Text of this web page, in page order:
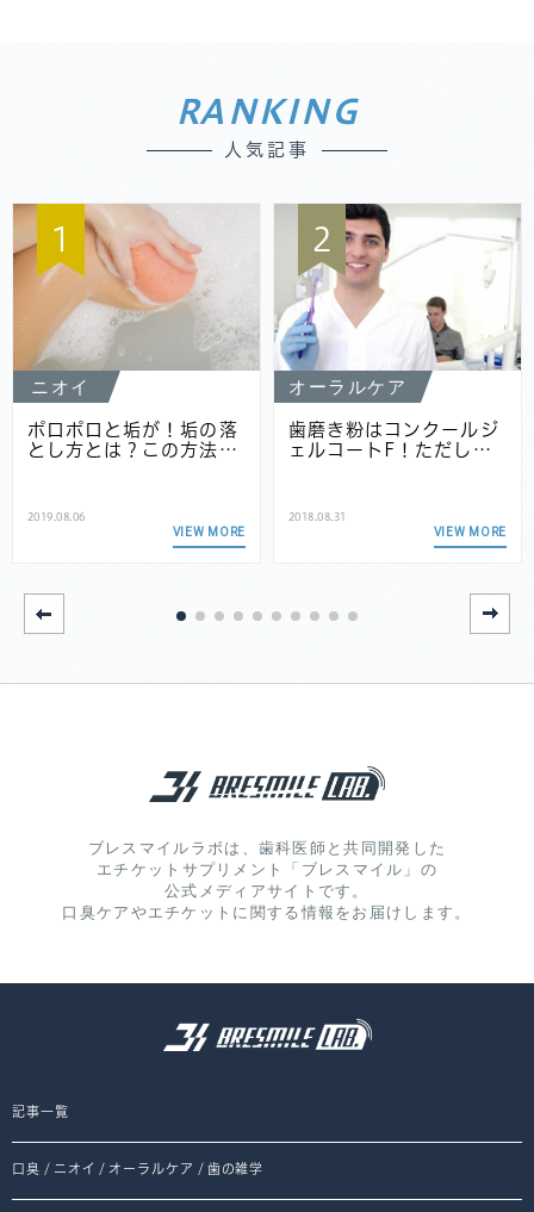
RANKING
人気記事
1
ニオイ
ポロポロと垢が！垢の落
とし方とは？この方法…
2019.08.06
VIEW MORE
2
オーラルケア
歯磨き粉はコンクールジ
ェルコートF！ただし…
2018.08.31
VIEW MORE
ブレスマイルラボは、歯科医師と共同開発した
エチケットサプリメント「ブレスマイル」の
公式メディアサイトです。
口臭ケアやエチケットに関する情報をお届けします。
記事一覧
口臭 / ニオイ / オーラルケア / 歯の雑学